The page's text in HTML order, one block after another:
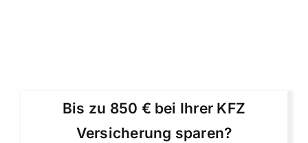
Bis zu 850 € bei Ihrer KFZ
Versicherung sparen?